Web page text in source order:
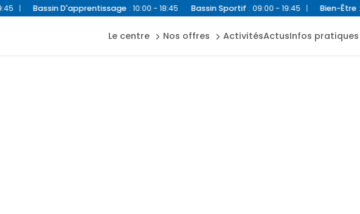
Bassin D'apprentissage:10:00 - 18:45 Bassin Sportif:09:00 - 19:45 | Bien-Être:10:00 -
le centre
bien-être
forme
nos offres
inscription
asn
bébés
nageurs activités actus infos pratiques
accès &
règles